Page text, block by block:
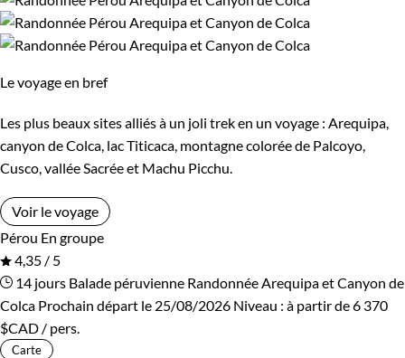
Standard
Environnement
Forêts, collines, rivières et lacs
Montagne
Patrimoine et Nature
Le voyage en bref
Les plus beaux sites alliés à un joli trek en un voyage : Arequipa,
canyon de Colca, lac Titicaca, montagne colorée de Palcoyo,
Cusco, vallée Sacrée et Machu Picchu.
Voir le voyage
Pérou En groupe
4,35 / 5
14 jours Balade péruvienne Randonnée Arequipa et Canyon de
Colca Prochain départ le 25/08/2026 Niveau : à partir de6 370
$CAD / pers.
Carte